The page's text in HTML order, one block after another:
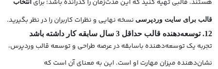
هستند. قالبی تهیه کنید که این مدت‌زمان را گذرانده باشد؛ برای انتخاب
قالب برای سایت وردپرسی نسخه نهایی و نظرات کاربران را در نظر بگیرید.
12. توسعه‌دهنده قالب حداقل 3 سال سابقه کار داشته باشد
تجربه یک توسعه‌دهنده باسابقه در عرصه طراحی و توسعه قالب وردپرس،
نشان‌دهنده میزان مهارت او است. این به معنای آن است که